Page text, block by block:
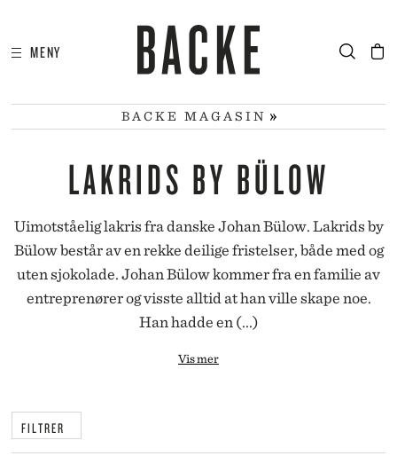
MENY
BACKE MAGASIN
LAKRIDS BY BÜLOW
Uimotståelig lakris fra danske Johan Bülow. Lakrids by
Bülow består av en rekke deilige fristelser, både med og
uten sjokolade. Johan Bülow kommer fra en familie av
entreprenører og visste alltid at han ville skape noe.
Han hadde en (...)
Vis mer
FILTRER